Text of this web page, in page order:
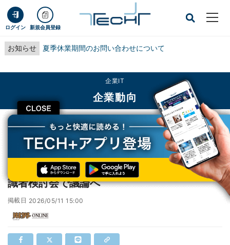
ログイン 新規会員登録
お知らせ 夏季休業期間のお問い合わせについて
CLOSE
企業IT
企業動向
TECH+ 企業IT
企業動向
【 厚生労働省 】「OTC類似薬」の新制度 有識者検討会で議論へ
【 厚生労働省 】「OTC類似薬」の新制度 有
識者検討会で議論へ
掲載日 2026/05/11 15:00